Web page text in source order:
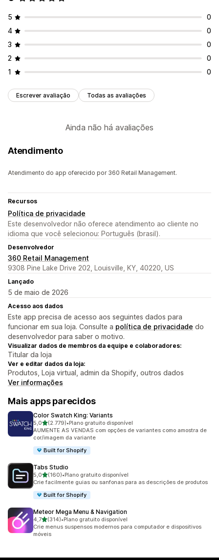
5
0
4
0
3
0
2
0
1
0
Escrever avaliação Todas as avaliações
Ainda não há avaliações
Atendimento
Atendimento do app oferecido por 360 Retail Management.
Recursos
Política de privacidade
Este desenvolvedor não oferece atendimento ao cliente no
idioma que você selecionou: Português (brasil).
Desenvolvedor
360 Retail Management
9308 Pine Lake Drive 202, Louisville, KY, 40220, US
Lançado
5 de maio de 2026
Acesso aos dados
Este app precisa de acesso aos seguintes dados para
funcionar em sua loja. Consulte a política de privacidade do
desenvolvedor para saber o motivo.
Visualizar dados de membros da equipe e colaboradores:
Titular da loja
Ver e editar dados da loja:
Produtos, Loja virtual, admin da Shopify, outros dados
Ver informações
Mais apps parecidos
Color Swatch King: Variants
5,0de 5 estrelas
(2.779)
2779 avaliações ao todo
•Plano gratuito disponível
AUMENTE AS VENDAS com opções de variantes como amostra de
cor/imagem da variante
Built for Shopify
Tabs Studio
5,0de 5 estrelas
(160)
160 avaliações ao todo
•Plano gratuito disponível
Crie facilmente guias ou sanfonas para as descrições de produtos
Built for Shopify
Meteor Mega Menu & Navigation
4,7de 5 estrelas
(314)
314 avaliações ao todo
•Plano gratuito disponível
Crie menus suspensos modernos para computador e dispositivos
móveis